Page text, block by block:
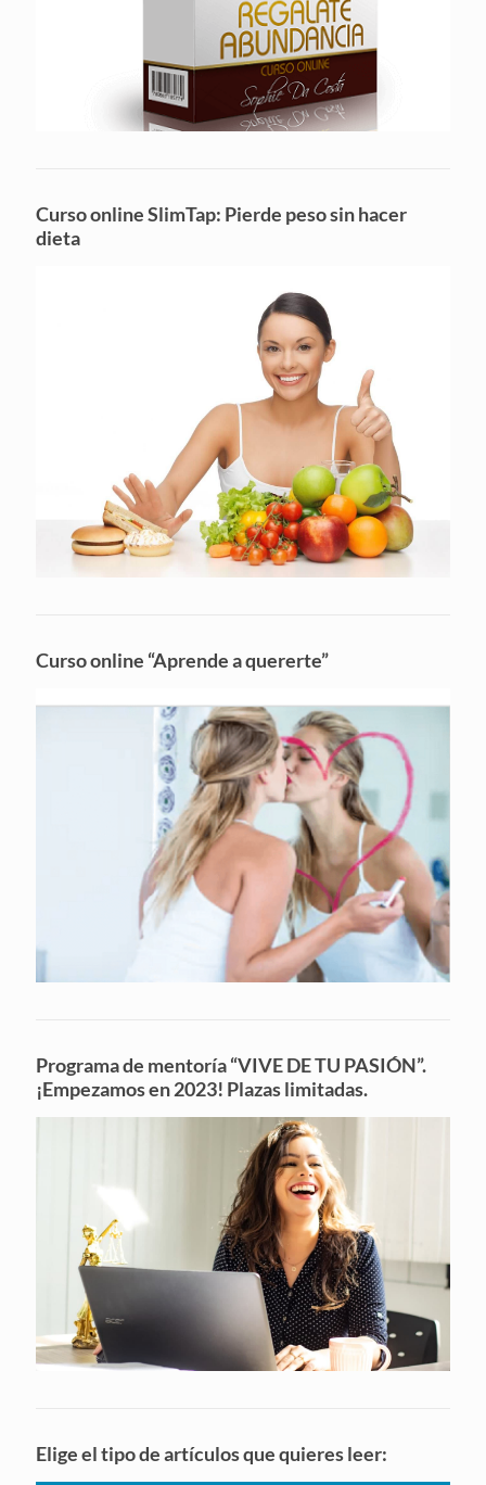
Curso online SlimTap: Pierde peso sin hacer
dieta
Curso online “Aprende a quererte”
Programa de mentoría “VIVE DE TU PASIÓN”.
¡Empezamos en 2023! Plazas limitadas.
Elige el tipo de artículos que quieres leer: